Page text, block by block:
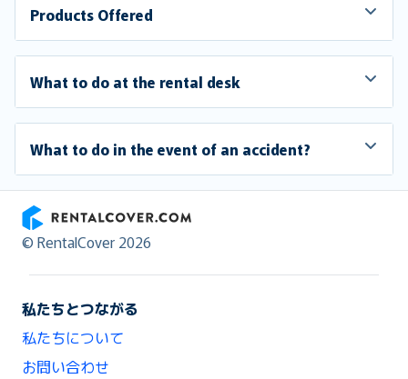
Products Offered
What to do at the rental desk
What to do in the event of an accident?
RentalCover
© RentalCover 2026
私たちとつながる
私たちについて
お問い合わせ